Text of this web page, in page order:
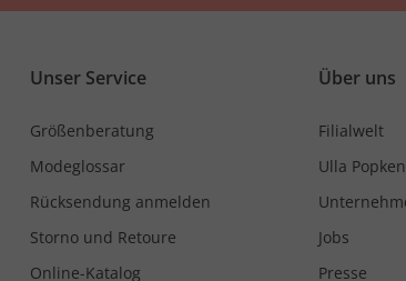
Unser Service
Größenberatung
Modeglossar
Rücksendung anmelden
Storno und Retoure
Online-Katalog
Über uns
Filialwelt
Ulla
Jobs
Presse